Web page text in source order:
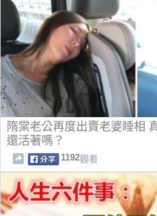
隋棠老公再度出賣老婆睡相
還活著嗎？
1192觀看